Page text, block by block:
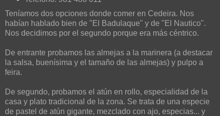
Teníamos dos opciones donde comer en Cedeira. Nos
habían hablado bien de "El Badulaque" y de "El Nautico".
Nos decidimos por el segundo porque era más céntrico.
De entrante probamos las almejas a la marinera (a destacar
la salsa, buenísima y el tamaño de las almejas) y pulpo a
feira.
De segundo, probamos el atún en rollo, especialidad de la
casa y plato tradicional de la zona. Se trata de una especie
de pastel de atún gigante, mezclado con ajo, especias... y